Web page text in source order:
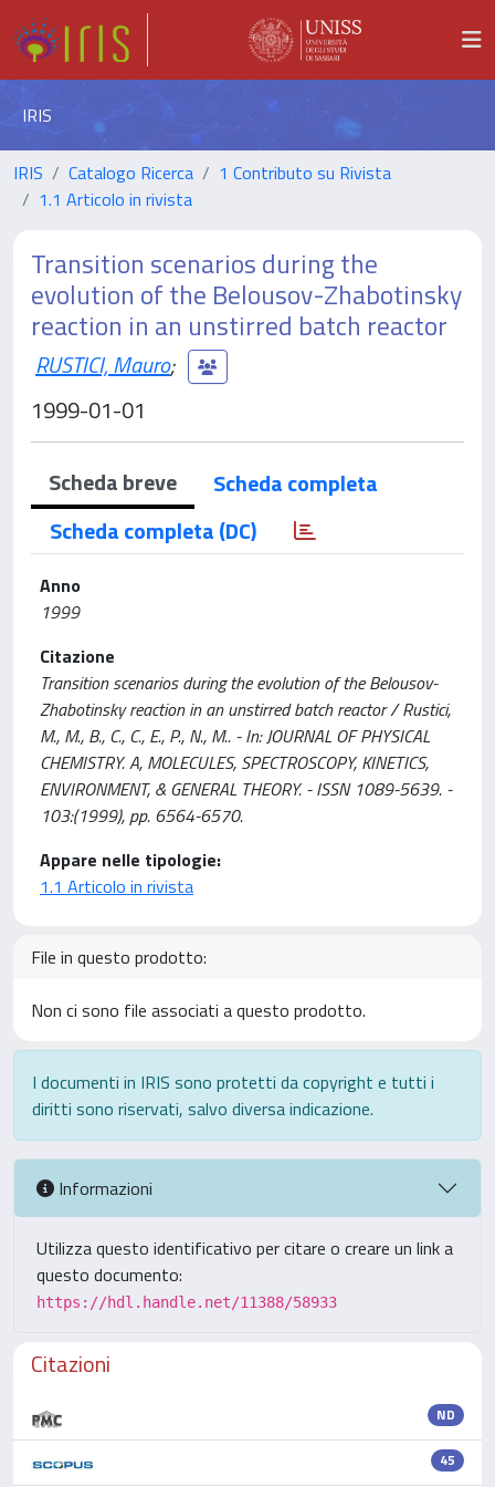
IRIS
IRIS Catalogo Ricerca
1 Contributo su Rivista
1.1 Articolo in rivista
Transition scenarios during the
evolution of the Belousov-Zhabotinsky
reaction in an unstirred batch reactor
RUSTICI, Mauro;
1999-01-01
Scheda breve
Scheda completa
Scheda completa (DC)
Anno
1999
Citazione
Transition scenarios during the evolution of the Belousov-
Zhabotinsky reaction in an unstirred batch reactor / Rustici,
M., M., B., C., C., E., P., N., M.. - In: JOURNAL OF PHYSICAL
CHEMISTRY. A, MOLECULES, SPECTROSCOPY, KINETICS,
ENVIRONMENT, & GENERAL THEORY. - ISSN 1089-5639. -
103:(1999), pp. 6564-6570.
Appare nelle tipologie:
1.1 Articolo in rivista
File in questo prodotto:
Non ci sono file associati a questo prodotto.
I documenti in IRIS sono protetti da copyright e tutti i
diritti sono riservati, salvo diversa indicazione.
Informazioni
Utilizza questo identificativo per citare o creare un link a
questo documento:
https://hdl.handle.net/11388/58933
Citazioni
ND
45